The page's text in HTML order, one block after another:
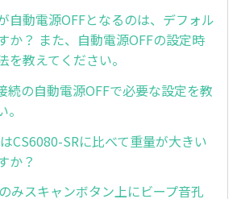
自動電源OFFとなるのは、デフォル
か？ また、自動電源OFFの設定時
を教えてください。
の自動電源OFFで必要な設定を教
CS6080-SRに比べて重量が大きい
か？
みスキャンボタン上にビープ音孔